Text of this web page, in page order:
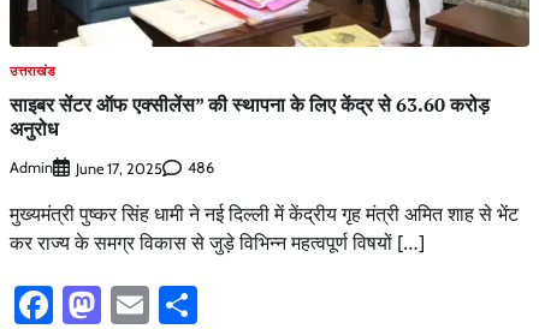
उत्तराखंड
साइबर सेंटर ऑफ एक्सीलेंस” की स्थापना के लिए केंद्र से 63.60 करोड़
अनुरोध
Admin June 17, 2025 486
मुख्यमंत्री पुष्कर सिंह धामी ने नई दिल्ली में केंद्रीय गृह मंत्री अमित शाह से भेंट
कर राज्य के समग्र विकास से जुड़े विभिन्न महत्वपूर्ण विषयों […]
Facebook
Mastodon
Email